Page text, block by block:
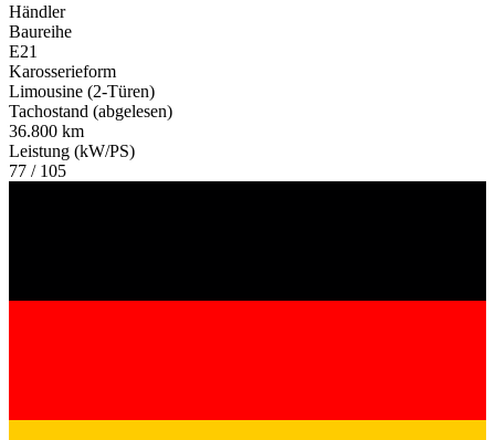
Händler
Baureihe
E21
Karosserieform
Limousine (2-Türen)
Tachostand (abgelesen)
36.800 km
Leistung (kW/PS)
77 / 105